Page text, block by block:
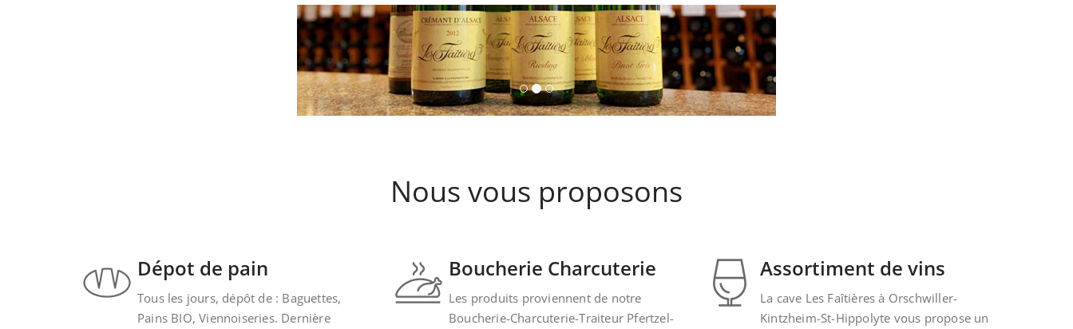
Nous vous proposons
Dépot de pain
Tous les jours, dépôt de : Baguettes,
Pains BIO, Viennoiseries. Dernière
Boucherie Charcuterie
Les produits proviennent de notre
Boucherie-Charcuterie-Traiteur Pfertzel-
Assortiment de vins
La cave Les Faîtières à Orschwiller-
Kintzheim-St-Hippolyte vous propose un